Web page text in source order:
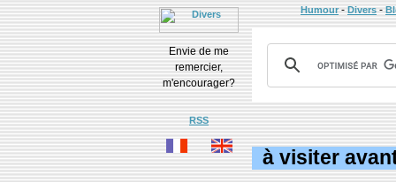
Envie de me
remercier,
m'encourager?
RSS
Humour-Divers-
à visiter